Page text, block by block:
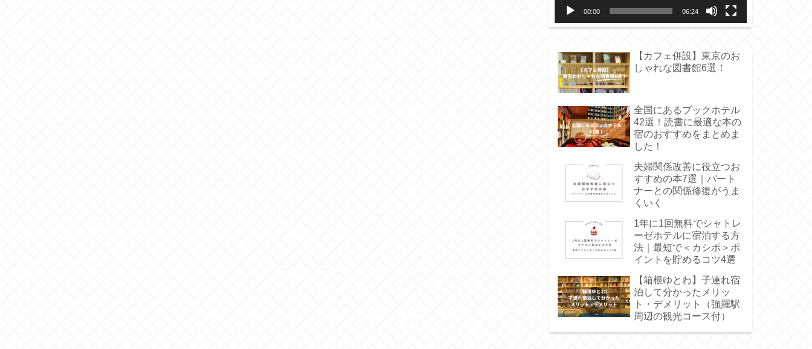
00:00 06:24
【カフェ併設】東京のお
しゃれな図書館6選！
全国にあるブックホテル
42選！読書に最適な本の
宿のおすすめをまとめま
した！
夫婦関係改善に役立つお
すすめの本7選｜パート
ナーとの関係修復がうま
くいく
1年に1回無料でシャトレ
ーゼホテルに宿泊する方
法｜最短で＜カシポ＞ポ
イントを貯めるコツ4選
【箱根ゆとわ】子連れ宿
泊して分かったメリッ
ト・デメリット（強羅駅
周辺の観光コース付）